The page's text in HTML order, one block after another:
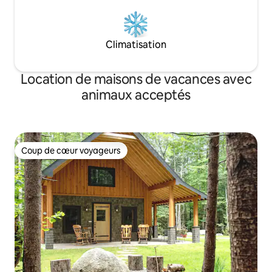
Climatisation
Location de maisons de vacances avec
animaux acceptés
Coup de cœur voyageurs
Coup de cœur voyageurs